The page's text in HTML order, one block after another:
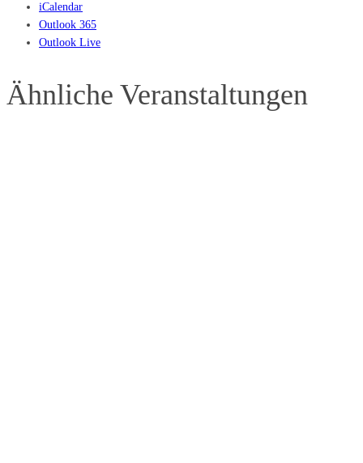
iCalendar
Outlook 365
Outlook Live
Ähnliche Veranstaltungen